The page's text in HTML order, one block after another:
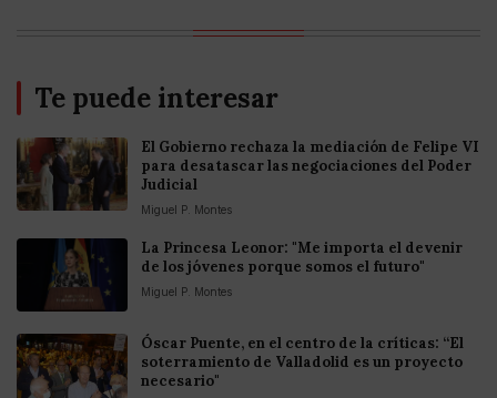
Te puede interesar
El Gobierno rechaza la mediación de Felipe VI
para desatascar las negociaciones del Poder
Judicial
Miguel P. Montes
La Princesa Leonor: "Me importa el devenir
de los jóvenes porque somos el futuro"
Miguel P. Montes
Óscar Puente, en el centro de la críticas: “El
soterramiento de Valladolid es un proyecto
necesario"